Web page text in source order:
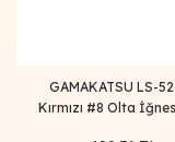
GAMAKATSU LS-
Kırmızı #8 Olta